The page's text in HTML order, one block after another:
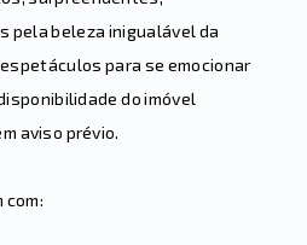
pela beleza inigualável da
para se emocionar
do imóvel
aviso prévio.
com: